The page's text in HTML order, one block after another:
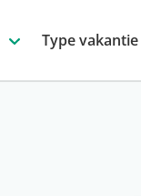
Type vakantie